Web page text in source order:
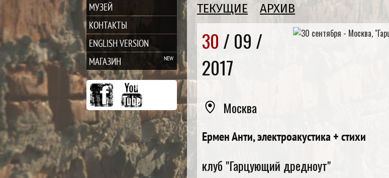
МУЗЕЙ
КОНТАКТЫ
ENGLISH VERSION
МАГАЗИН
ТЕКУЩИЕ АРХИВ
30 / 09 /
2017
Москва
Ермен Анти, электроакустика + стихи
клуб "Гарцующий дредноут"